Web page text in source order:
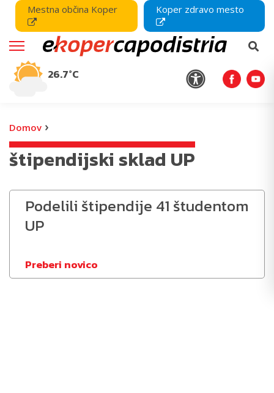
Mestna občina Koper Koper zdravo mesto
26.7°C
Domov ›
štipendijski sklad UP
Podelili štipendije 41 študentom
UP
Preberi novico